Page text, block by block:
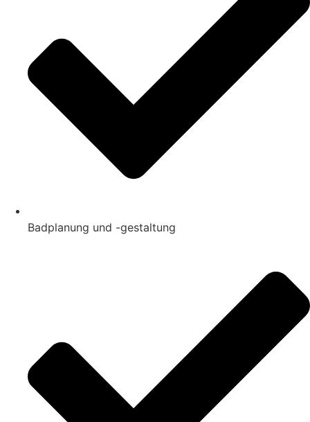
Badplanung und -gestaltung